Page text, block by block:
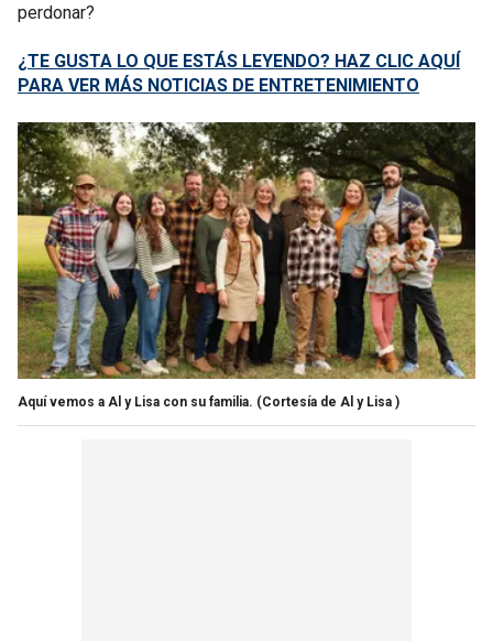
perdonar?
¿TE GUSTA LO QUE ESTÁS LEYENDO? HAZ CLIC AQUÍ
PARA VER MÁS NOTICIAS DE ENTRETENIMIENTO
Aquí vemos a Al y Lisa con su familia. (Cortesía de Al y Lisa )